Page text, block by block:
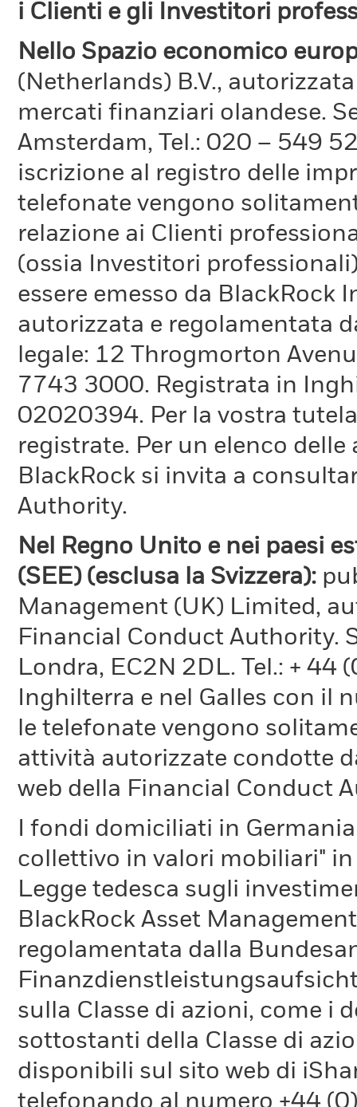
i Clienti e gli Investitori
Nello Spazio economico
(Netherlands) B.V.,
mercati finanziari olandese.
Amsterdam, Tel.: 020 – 549
iscrizione al registro delle
telefonate vengono
relazione ai Clienti
(ossia Investitori
essere emesso da
autorizzata e regolamentata
legale: 12 Throgmorton
7743 3000. Registrata in
02020394. Per la vostra
registrate. Per un elenco
BlackRock si invita a
Authority.
Nel Regno Unito e nei paesi
(SEE) (esclusa la Svizzera):
Management (UK) Limited,
Financial Conduct Authority.
Londra, EC2N 2DL. Tel.: +
Inghilterra e nel Galles con il
le telefonate vengono
attività autorizzate condotte
web della Financial Conduct
I fondi domiciliati in
collettivo in valori mobiliari"
Legge tedesca sugli
BlackRock Asset
regolamentata dalla
sulla Classe di azioni, come i
sottostanti della Classe di
disponibili sul sito web di
telefonando al numero +44